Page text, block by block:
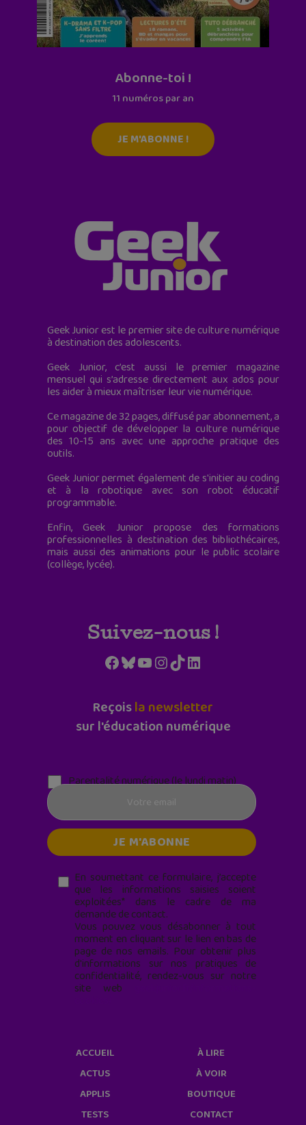
Abonne-toi !
11 numéros par an
JE M'ABONNE !
Geek Junior est le premier site de culture numérique
à destination des adolescents.
Geek Junior, c’est aussi le premier magazine
mensuel qui s’adresse directement aux ados pour
les aider à mieux maîtriser leur vie numérique.
Ce magazine de 32 pages, diffusé par abonnement, a
pour objectif de développer la culture numérique
des 10-15 ans avec une approche pratique des
outils.
Geek Junior permet également de s'initier au coding
et à la robotique avec son robot éducatif
programmable.
Enfin, Geek Junior propose des formations
professionnelles à destination des bibliothécaires,
mais aussi des animations pour le public scolaire
(collège, lycée).
Suivez-nous !
Facebook
Bluesky
YouTube
Instagram
TikTokLinkedIn
Reçoisla newsletter
sur l'éducation numérique
Parentalité numérique (le lundi matin)
En soumettant ce formulaire, j’accepte
que les informations saisies soient
exploitées* dans le cadre de ma
demande de contact.
Vous pouvez vous désabonner à tout
moment en cliquant sur le lien en bas de
page de nos emails. Pour obtenir plus
d'informations sur nos pratiques de
confidentialité, rendez-vous sur notre
site web
ACCUEIL
ACTUS
APPLIS
TESTS
À LIRE
À VOIR
BOUTIQUE
CONTACT